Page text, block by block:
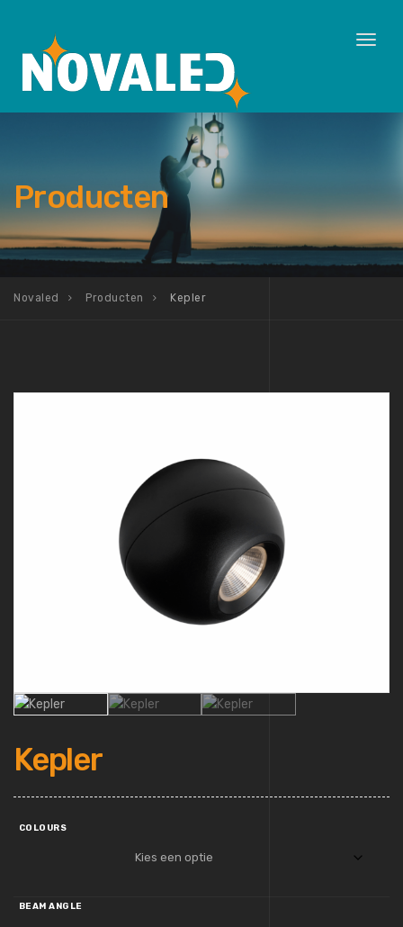
Toggle
Producten
Novaled Producten Kepler
Kepler
COLOURS
BEAM ANGLE